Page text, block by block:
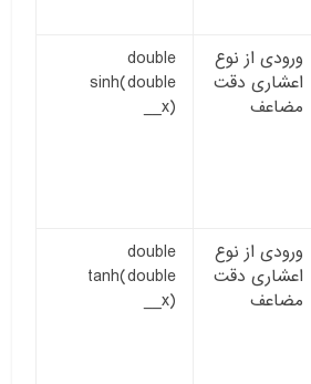
ورودی از نوع
اعشاری دقت
مضاعف
double
sinh(double
__x)
ورودی از نوع
اعشاری دقت
مضاعف
double
tanh(double
__x)